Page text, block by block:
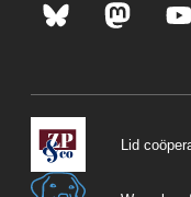
Lid